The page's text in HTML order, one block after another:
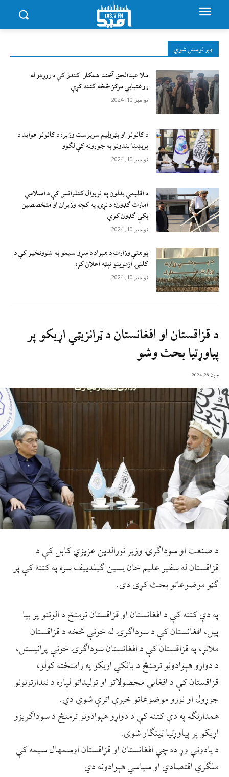
ډېر لوستل شوي
ملا عبدالحق آخند همکار کندز کې د روږدو له
روغتیایي مرکز څخه کتنه کړې
نوامبر 10, 2024
د کانونو او پټرولیم سرپرست وزیر: د کانونو عواید د
برېښنا بندونو په جوړونه کې لګوو
نوامبر 10, 2024
د اقليمي بدلون په نړيوال کنفرانس کې د اسلامي
امارت ګډون؛ د نړۍ په کچه وزيران او متخصصين
پکې ګډون کوي
نوامبر 10, 2024
پوهنې وزارت د هېواد د سړو سيمو په ښوونځيو کې د
کلنۍ ازموينو نېټه اعلان کړه
نوامبر 10, 2024
د قزاقستان او افغانستان د ټرانزیټي اړیکو پر
پیاوړتیا بحث وشو
جون 28, 2024
د صنعت او سوداګرۍ وزیر نورالدین عزیزي کابل کې د
قزاقستان له سفیر علیم خان یسین ګیلدییف سره په کتنه کې پر
ګڼو موضوعاتو بحث کړی دی.
په دې کتنه کې د افغانستان او قزاقستان ترمنځ د الوتنو پر بیا
پیل، افغانستان کې د سوداګرۍ له خونې څخه د قزاقستان
ملاتړ، په قزاقستان کې د افغانستان سوداګرۍ خونې پرانیستل،
د دواړو هېوادونو ترمنځ د بانکي اړیکو په رامنځته کولو،
قزاقستان کې د افغاني محصولاتو او تولیداتو لپاره د نندارتونونو
جوړول او نورو موضوعاتو خبرې اترې شوي دي.
همدارنګه په دې کتنه کې د دواړو هېوادونو ترمنځ د سوداګریزو
اړیکو پر پیاوړتیا ټینګار شوی.
د یادونې وړ ده چې افغانستان او قزاقستان اوسمهال سیمه کې
ملګري اقتصادي او سیاسي هېوادونه دي